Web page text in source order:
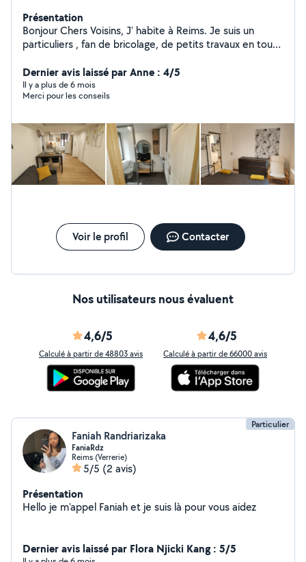
Présentation
Bonjour Chers Voisins, J' habite à Reims. Je suis un
particuliers , fan de bricolage, de petits travaux en tout
Dernier avis laissé par Anne : 4/5
Il y a plus de 6 mois
Merci pour les conseils
Voir le profil Contacter
Nos utilisateurs nous évaluent
4,6/5
Calculé à partir de 48803 avis
4,6/5
Calculé à partir de 66000 avis
Particulier
Faniah Randriarizaka
FaniaRdz
Reims (Verrerie)
5/5 (2 avis)
Présentation
Hello je m'appel Faniah et je suis là pour vous aidez
Dernier avis laissé par Flora Njicki Kang : 5/5